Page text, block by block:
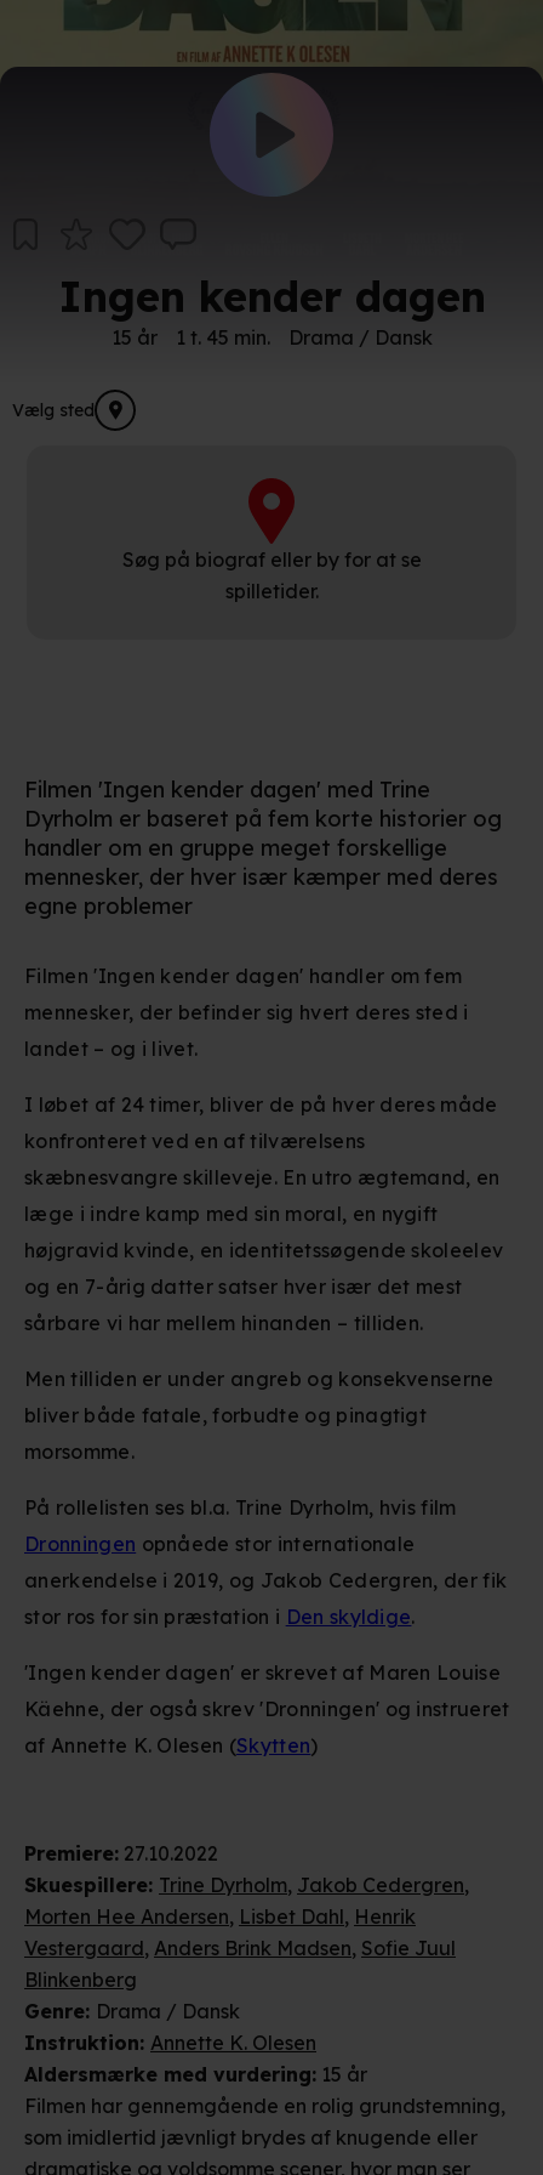
Ingen kender dagen
15 år 1 t. 45 min. Drama / Dansk
Vælg sted
Søg på biograf eller by for at se
spilletider.
Premiere: 27.10.2022
Skuespillere: Trine Dyrholm, Jakob Cedergren,
Morten Hee Andersen, Lisbet Dahl, Henrik
Vestergaard, Anders Brink Madsen, Sofie Juul
Blinkenberg
Genre: Drama / Dansk
Instruktion: Annette K. Olesen
Aldersmærke med vurdering: 15 år
Filmen har gennemgående en rolig grundstemning,
som imidlertid jævnligt brydes af knugende eller
dramatiske og voldsomme scener, hvor man ser
Filmen 'Ingen kender dagen' med Trine
Dyrholm er baseret på fem korte historier og
handler om en gruppe meget forskellige
mennesker, der hver især kæmper med deres
egne problemer
Filmen 'Ingen kender dagen' handler om fem
mennesker, der befinder sig hvert deres sted i
landet – og i livet.
I løbet af 24 timer, bliver de på hver deres måde
konfronteret ved en af tilværelsens
skæbnesvangre skilleveje. En utro ægtemand, en
læge i indre kamp med sin moral, en nygift
højgravid kvinde, en identitetssøgende skoleelev
og en 7-årig datter satser hver især det mest
sårbare vi har mellem hinanden – tilliden.
Men tilliden er under angreb og konsekvenserne
bliver både fatale, forbudte og pinagtigt
morsomme.
På rollelisten ses bl.a. Trine Dyrholm, hvis film
Dronningen opnåede stor internationale
anerkendelse i 2019, og Jakob Cedergren, der fik
stor ros for sin præstation i Den skyldige.
'Ingen kender dagen' er skrevet af Maren Louise
Käehne, der også skrev 'Dronningen' og instrueret
af Annette K. Olesen (Skytten)